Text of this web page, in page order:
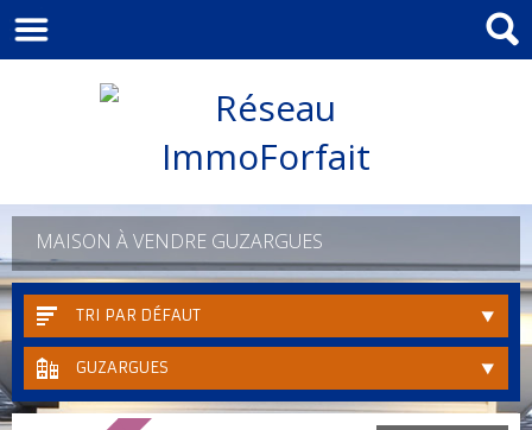
MAISON À VENDRE GUZARGUES
TRI PAR DÉFAUT
GUZARGUES